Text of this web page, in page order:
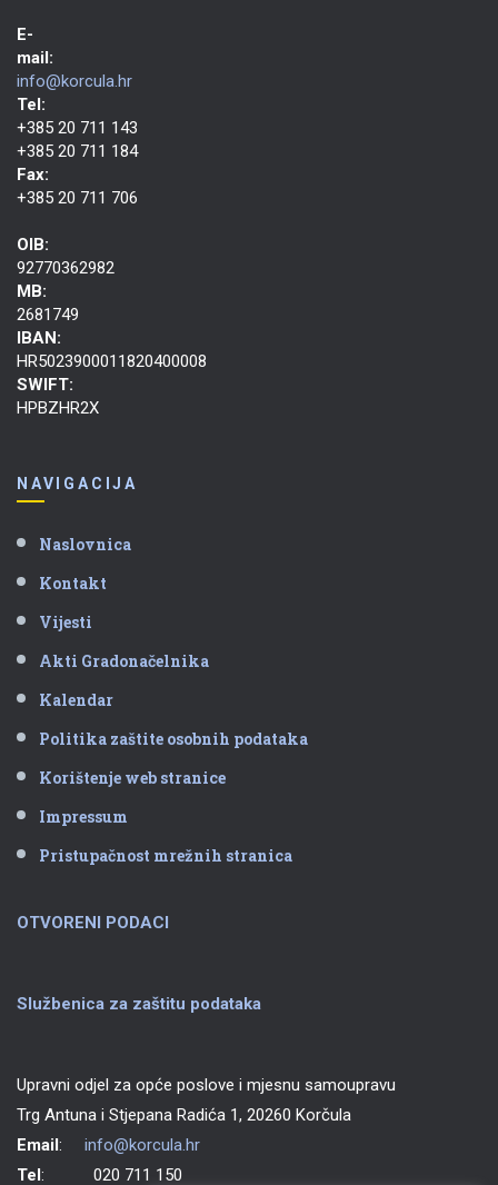
E-
mail:
info@korcula.hr
Tel:
+385 20 711 143
+385 20 711 184
Fax:
+385 20 711 706
OIB:
92770362982
MB:
2681749
IBAN:
HR5023900011820400008
SWIFT:
HPBZHR2X
NAVIGACIJA
Naslovnica
Kontakt
Vijesti
Akti Gradonačelnika
Kalendar
Politika zaštite osobnih podataka
Korištenje web stranice
Impressum
Pristupačnost mrežnih stranica
OTVORENI PODACI
Službenica za zaštitu podataka
Upravni odjel za opće poslove i mjesnu samoupravu
Trg Antuna i Stjepana Radića 1, 20260 Korčula
Email: info@korcula.hr
Tel: 020 711 150